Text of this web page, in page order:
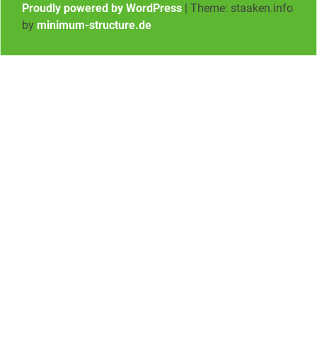
Proudly powered by WordPress | Theme: staaken.info
by minimum-structure.de